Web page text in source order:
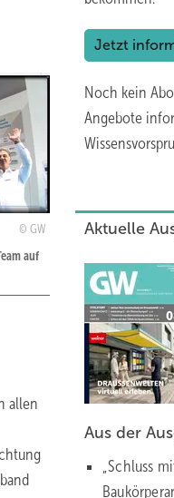
GW
auf
allen
Jetzt
Noch kein
Angebote
Aktuelle
Aus der
„Schluss